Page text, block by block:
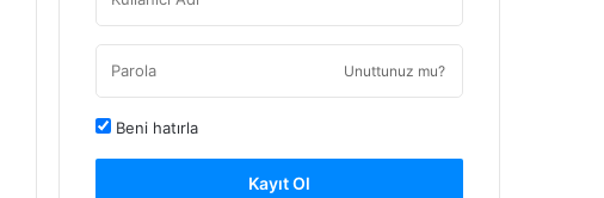
Unuttunuz mu?
Beni hatırla
Kayıt Ol